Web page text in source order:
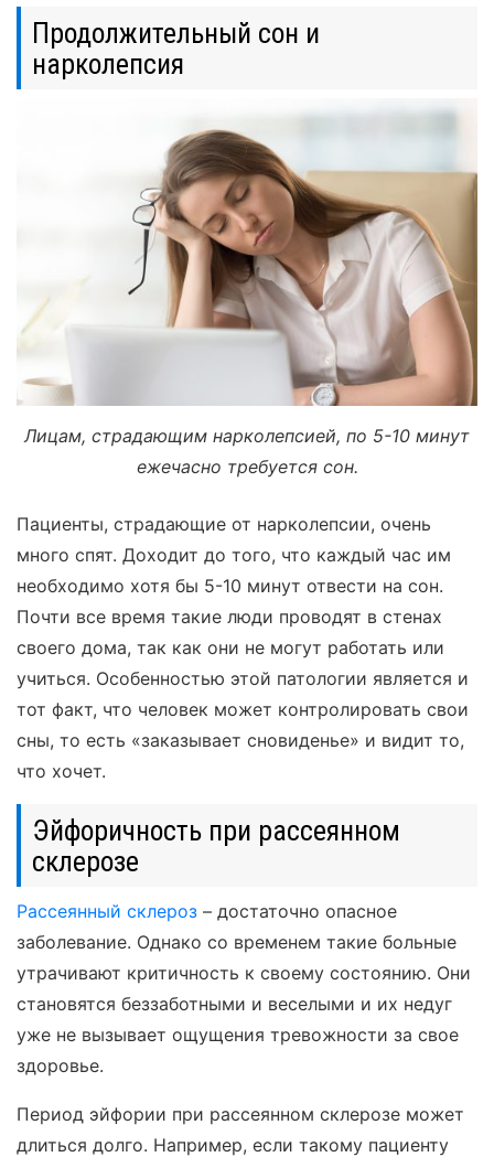
Продолжительный сон и
нарколепсия
Лицам, страдающим нарколепсией, по 5-10 минут
ежечасно требуется сон.
Пациенты, страдающие от нарколепсии, очень
много спят. Доходит до того, что каждый час им
необходимо хотя бы 5-10 минут отвести на сон.
Почти все время такие люди проводят в стенах
своего дома, так как они не могут работать или
учиться. Особенностью этой патологии является и
тот факт, что человек может контролировать свои
сны, то есть «заказывает сновиденье» и видит то,
что хочет.
Эйфоричность при рассеянном
склерозе
Рассеянный склероз – достаточно опасное
заболевание. Однако со временем такие больные
утрачивают критичность к своему состоянию. Они
становятся беззаботными и веселыми и их недуг
уже не вызывает ощущения тревожности за свое
здоровье.
Период эйфории при рассеянном склерозе может
длиться долго. Например, если такому пациенту